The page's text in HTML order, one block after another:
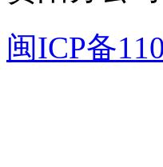
闽ICP备